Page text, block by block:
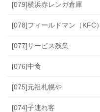
[079]横浜赤レンガ倉庫
[078]フィールドマン（KFC）
[077]サービス残業
[076]中食
[075]元祖札幌や
[074]子連れ客